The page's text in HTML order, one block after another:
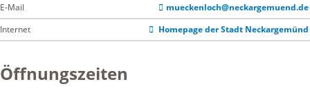
E-Mail
mueckenloch@neckargemuend.de
Internet
Homepage der Stadt Neckargemünd
Öffnungszeiten